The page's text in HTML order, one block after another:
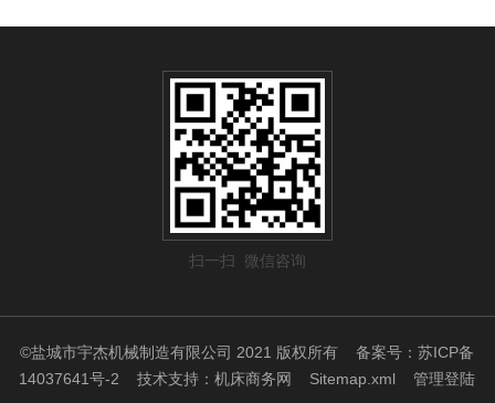
扫一扫 微信咨询
©盐城市宇杰机械制造有限公司 2021 版权所有备案号：苏ICP备
14037641号-2 技术支持：机床商务网 Sitemap.xml 管理登陆